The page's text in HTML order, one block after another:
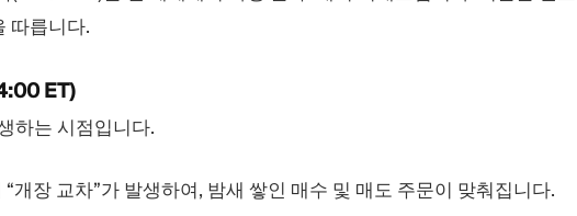
따릅니다.
ET)
하는 시점입니다.
개장 교차”가 발생하여, 밤새 쌓인 매수 및 매도 주문이 맞춰집니다.